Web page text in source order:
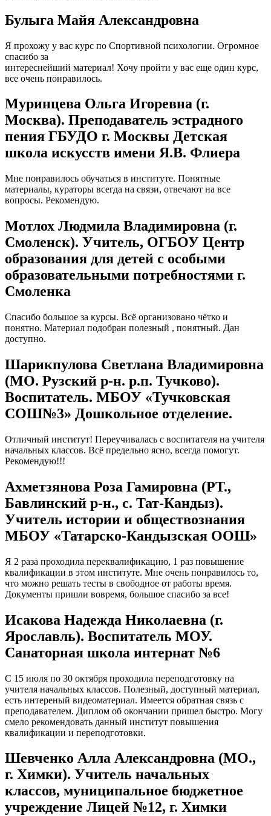
Булыга Майя Александровна
Я прохожу у вас курс по Спортивной психологии. Огромное
спасибо за
интереснейший материал! Хочу пройти у вас еще один курс,
все очень понравилось.
Муринцева Ольга Игоревна (г.
Москва). Преподаватель эстрадного
пения ГБУДО г. Москвы Детская
школа искусств имени Я.В. Флиера
Мне понравилось обучаться в институте. Понятные
материалы, кураторы всегда на связи, отвечают на все
вопросы. Рекомендую.
Мотлох Людмила Владимировна (г.
Смоленск). Учитель, ОГБОУ Центр
образования для детей с особыми
образовательными потребностями г.
Смоленка
Спасибо большое за курсы. Всё организовано чётко и
понятно. Материал подобран полезный , понятный. Дан
доступно.
Шарикпулова Светлана Владимировна
(МО. Рузский р-н. р.п. Тучково).
Воспитатель. МБОУ «Тучковская
СОШ№3» Дошкольное отделение.
Отличный институт! Переучивалась с воспитателя на учителя
начальных классов. Всё предельно ясно, всегда помогут.
Рекомендую!!!
Ахметзянова Роза Гамировна (РТ.,
Бавлинский р-н., с. Тат-Кандыз).
Учитель истории и обществознания
МБОУ «Татарско-Кандызская ООШ»
Я 2 раза проходила переквалификацию, 1 раз повышение
квалификации в этом институте. Мне очень понравилось то,
что можно решать тесты в свободное от работы время.
Документы пришли вовремя, большое спасибо за все!
Исакова Надежда Николаевна (г.
Ярославль). Воспитатель МОУ.
Санаторная школа интернат №6
С 15 июля по 30 октября проходила переподготовку на
учителя начальных классов. Полезный, доступный материал,
есть интереный видеоматериал. Имеется обратная связь с
преподавателем. Диплом об окончании пришел быстро. Могу
смело рекомендовать данный институт повышения
квалификации и переподготовки.
Шевченко Алла Александровна (МО.,
г. Химки). Учитель начальных
классов, муниципальное бюджетное
учреждение Лицей №12, г. Химки